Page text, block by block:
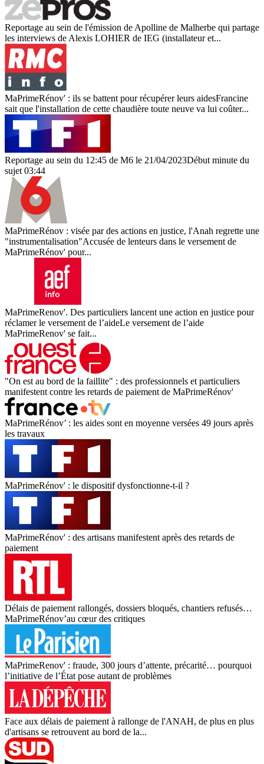
Reportage au sein de l'émission de Apolline de Malherbe qui partage
les interviews de Alexis LOHIER de IEG (installateur et...
MaPrimeRénov' : ils se battent pour récupérer leurs aidesFrancine
sait que l'installation de cette chaudière toute neuve va lui coûter...
Reportage au sein du 12:45 de M6 le 21/04/2023Début minute du
sujet 03:44
MaPrimeRénov : visée par des actions en justice, l'Anah regrette une
"instrumentalisation"Accusée de lenteurs dans le versement de
MaPrimeRénov' pour...
MaPrimeRenov'. Des particuliers lancent une action en justice pour
réclamer le versement de l’aideLe versement de l’aide
MaPrimeRenov' se fait...
"On est au bord de la faillite" : des professionnels et particuliers
manifestent contre les retards de paiement de MaPrimeRénov'
MaPrimeRénov’ : les aides sont en moyenne versées 49 jours après
les travaux
MaPrimeRénov' : le dispositif dysfonctionne-t-il ?
MaPrimeRénov' : des artisans manifestent après des retards de
paiement
Délais de paiement rallongés, dossiers bloqués, chantiers refusés…
MaPrimeRénov’au cœur des critiques
MaPrimeRenov' : fraude, 300 jours d’attente, précarité… pourquoi
l’initiative de l’État pose autant de problèmes
Face aux délais de paiement à rallonge de l'ANAH, de plus en plus
d'artisans se retrouvent au bord de la...